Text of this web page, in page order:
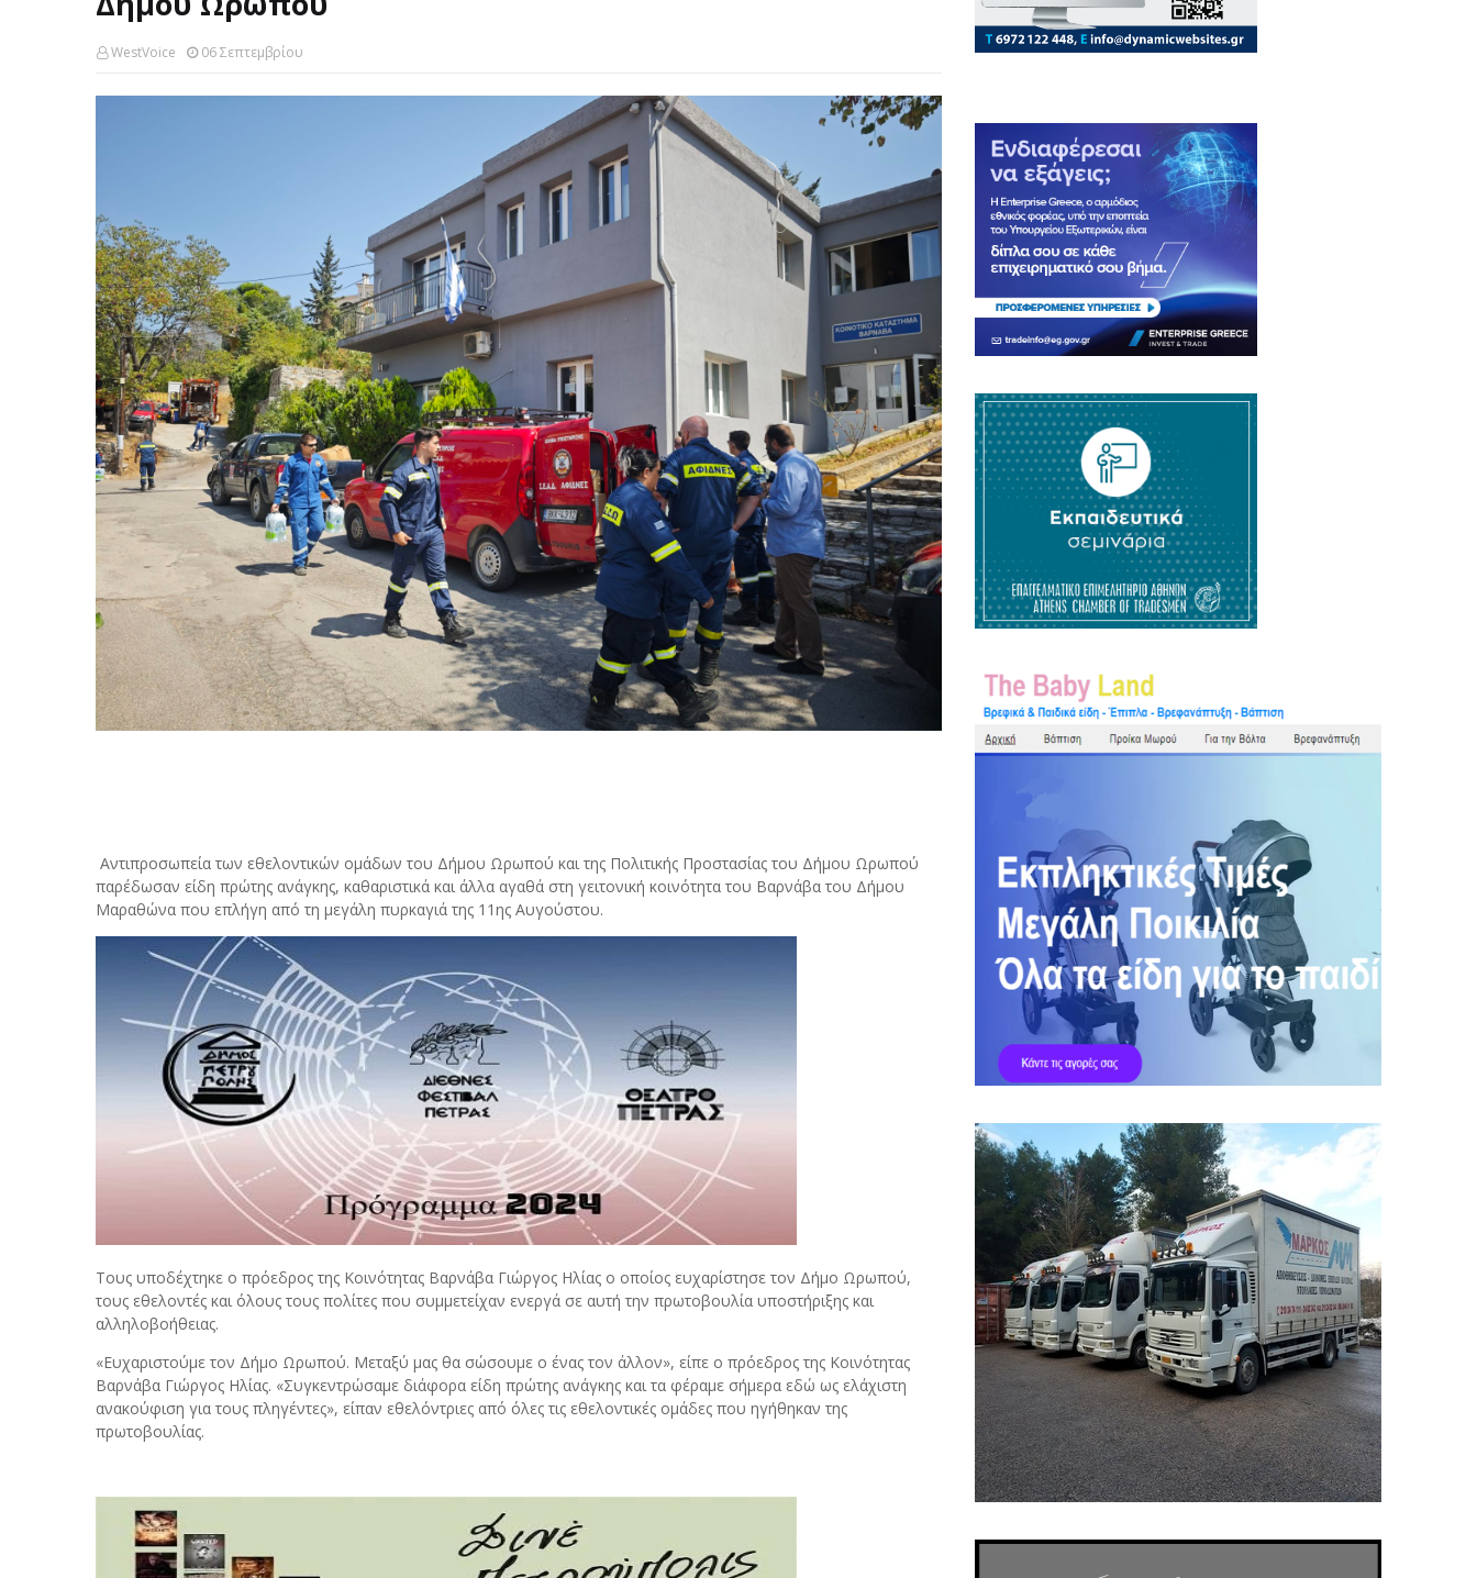
WestVoice 06 Σεπτεμβρίου
Αντιπροσωπεία των εθελοντικών ομάδων του Δήμου Ωρωπού και της Πολιτικής Προστασίας του Δήμου Ωρωπού
παρέδωσαν είδη πρώτης ανάγκης, καθαριστικά και άλλα αγαθά στη γειτονική κοινότητα του Βαρνάβα του Δήμου
Μαραθώνα που επλήγη από τη μεγάλη πυρκαγιά της 11ης Αυγούστου.
Τους υποδέχτηκε ο πρόεδρος της Κοινότητας Βαρνάβα Γιώργος Ηλίας ο οποίος ευχαρίστησε τον Δήμο Ωρωπού,
τους εθελοντές και όλους τους πολίτες που συμμετείχαν ενεργά σε αυτή την πρωτοβουλία υποστήριξης και
αλληλοβοήθειας.
«Ευχαριστούμε τον Δήμο Ωρωπού. Μεταξύ μας θα σώσουμε ο ένας τον άλλον», είπε ο πρόεδρος της Κοινότητας
Βαρνάβα Γιώργος Ηλίας. «Συγκεντρώσαμε διάφορα είδη πρώτης ανάγκης και τα φέραμε σήμερα εδώ ως ελάχιστη
ανακούφιση για τους πληγέντες», είπαν εθελόντριες από όλες τις εθελοντικές ομάδες που ηγήθηκαν της
πρωτοβουλίας.